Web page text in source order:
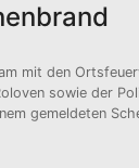
mit den
sowie der
gemeldeten